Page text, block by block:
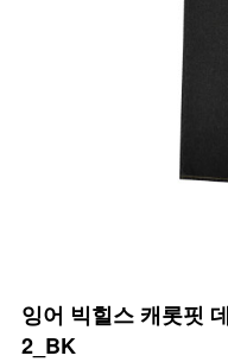
잉어 빅힐스 캐롯핏
2_BK